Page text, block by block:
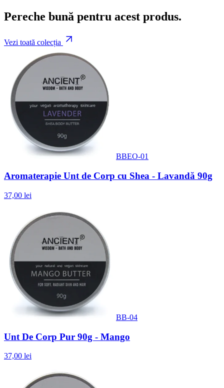
Pereche bună pentru acest produs.
Vezi toată colecția
BBEO-01
Aromaterapie Unt de Corp cu Shea - Lavandă 90g
37,00 lei
BB-04
Unt De Corp Pur 90g - Mango
37,00 lei